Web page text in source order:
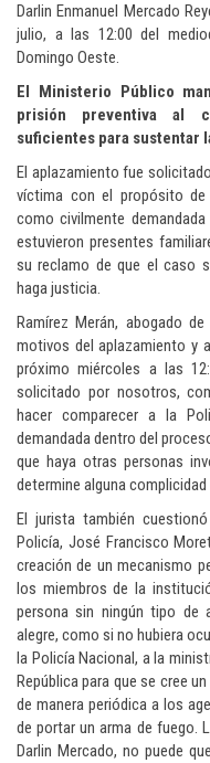
Darlin Enmanuel Mercado
julio, a las 12:00 del
Domingo Oeste.
El Ministerio Público
prisión preventiva al
suficientes para sustentar
El aplazamiento fue
víctima con el propósito de
como civilmente
estuvieron presentes
su reclamo de que el caso
haga justicia.
Ramírez Merán, abogado
motivos del aplazamiento y
próximo miércoles a las
solicitado por nosotros,
hacer comparecer a la
demandada dentro del
que haya otras personas
determine alguna
El jurista también
Policía, José Francisco
creación de un mecanismo
los miembros de la
persona sin ningún tipo de
alegre, como si no hubiera
la Policía Nacional, a la
República para que se cree
de manera periódica a los
de portar un arma de fuego.
Darlin Mercado, no puede